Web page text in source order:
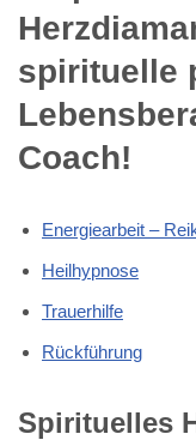
spirituelle
Coach!
Energiearbeit –
Heilhypnose
Trauerhilfe
Rückführung
Spirituelles